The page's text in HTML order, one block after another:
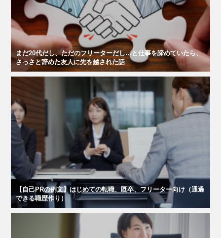
まだ20代だし、ただのフリーターだし…と仕事を諦めていたら、
さっさと辞めた友人に先を越された話
【自己PRの例文】はじめての転職、既卒、フリーター向け（通過
できる職歴作り）